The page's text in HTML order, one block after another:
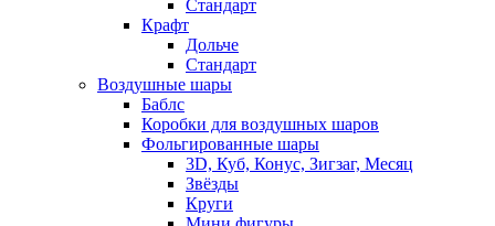
Стандарт
Крафт
Дольче
Стандарт
Воздушные шары
Баблс
Коробки для воздушных шаров
Фольгированные шары
3D, Куб, Конус, Зигзаг, Месяц
Звёзды
Круги